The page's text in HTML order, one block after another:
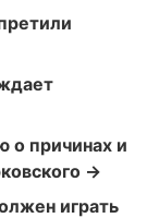
о причинах и
→
играть